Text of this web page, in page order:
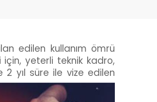
edilen kullanım ömrü
yeterli teknik kadro,
2 yıl süre ile vize edilen